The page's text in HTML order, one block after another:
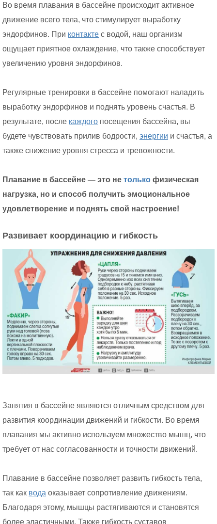
Во время плавания в бассейне происходит активное
движение всего тела, что стимулирует выработку
эндорфинов. При контакте с водой, наш организм
ощущает приятное охлаждение, что также способствует
увеличению уровня эндорфинов.
Регулярные тренировки в бассейне помогают наладить
выработку эндорфинов и поднять уровень счастья. В
результате, после каждого посещения бассейна, вы
будете чувствовать прилив бодрости, энергии и счастья, а
также снижение уровня стресса и тревожности.
Плавание в бассейне — это не только физическая
нагрузка, но и способ получить эмоциональное
удовлетворение и поднять свой настроение!
Развивает координацию и гибкость
Занятия в бассейне являются отличным средством для
развития координации движений и гибкости. Во время
плавания мы активно используем множество мышц, что
требует от нас согласованности и точности движений.
Плавание в бассейне позволяет развить гибкость тела,
так как вода оказывает сопротивление движениям.
Благодаря этому, мышцы растягиваются и становятся
более эластичными. Также гибкость суставов